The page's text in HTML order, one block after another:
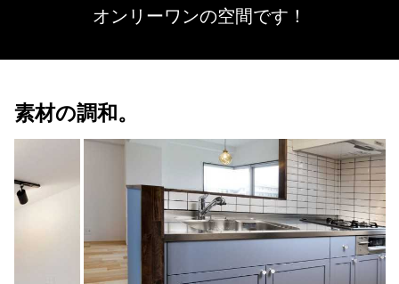
オンリーワンの空間です！
素材の調和。